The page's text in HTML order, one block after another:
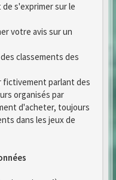
s'exprimer sur le
votre avis sur un
classements des
parlant des
organisés par
d'acheter, toujours
dans les jeux de